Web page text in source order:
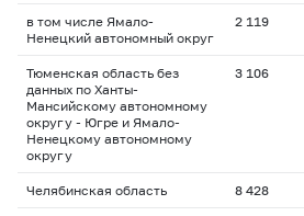
в том числе Ямало-
Ненецкий автономный округ
2 119
Тюменская область без
данных по Ханты-
Мансийскому автономному
округу - Югре и Ямало-
Ненецкому автономному
округу
3 106
Челябинская область 8 428